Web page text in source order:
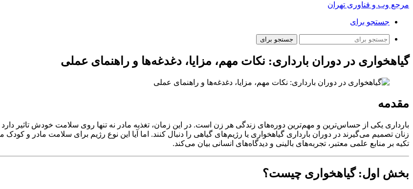
مرجع وب و فناوری تهران
جستجو برای
جستجو برای
گیاهخواری در دوران بارداری: نکات مهم، مزایا، دغدغه‌ها و راهنمای عملی
مقدمه
بارداری یکی از حساس‌ترین و مهم‌ترین دوره‌های زندگی هر زن است. در این زمان، تغذیه مادر نه تنها روی سلامت خودش تاثیر
زنان تصمیم می‌گیرند در دوران بارداری گیاهخواری یا رژیم‌های گیاهی را دنبال کنند. اما آیا این نوع رژیم برای سلامت مادر و
تکیه بر منابع علمی معتبر، تجربه‌های بالینی و دیدگاه‌های انسانی بیان می‌کند.
بخش اول: گیاهخواری چیست؟